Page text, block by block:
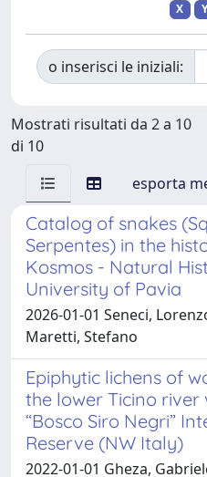
X
Y
o inserisci le iniziali:
Mostrati risultati da 2 a 10
di 10
esporta
Catalog of snakes
Serpentes) in the
Kosmos - Natural
University of Pavia
2026-01-01 Seneci,
Maretti, Stefano
Epiphytic lichens of
the lower Ticino
“Bosco Siro Negri”
Reserve (NW Italy)
2022-01-01 Gheza,